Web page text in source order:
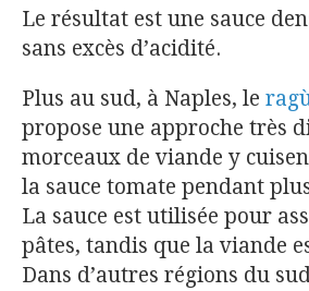
Le résultat est une sauce
sans excès d’acidité.
Plus au sud, à Naples, le
propose une approche très
morceaux de viande y
la sauce tomate pendant
La sauce est utilisée pour
pâtes, tandis que la viande
Dans d’autres régions du